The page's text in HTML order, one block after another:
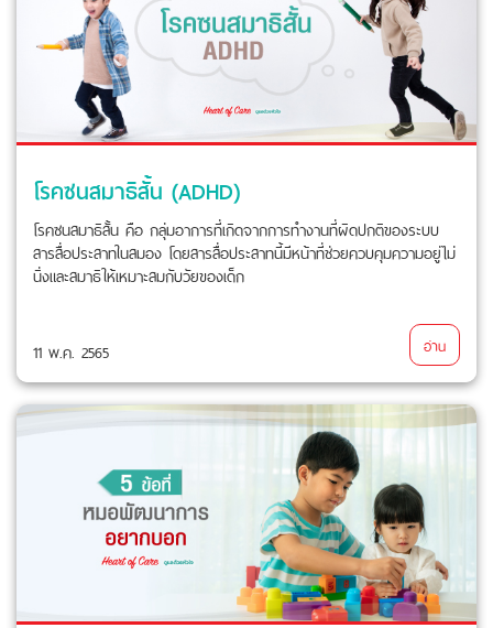
โรคซนสมาธิสั้น (ADHD)
โรคซนสมาธิสั้น คือ กลุ่มอาการที่เกิดจากการทำงานที่ผิดปกติของระบบ
สารสื่อประสาทในสมอง โดยสารสื่อประสาทนี้มีหน้าที่ช่วยควบคุมความอยู่ไม่
นิ่งและสมาธิให้เหมาะสมกับวัยของเด็ก
11 พ.ค. 2565 อ่าน